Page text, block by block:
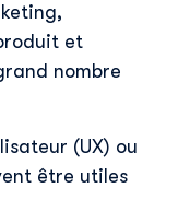
et
nombre
(UX) ou
être utiles